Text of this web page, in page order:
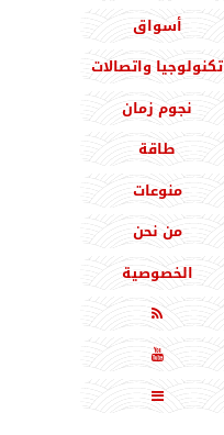
أسواق
تكنولوجيا واتصالات
نجوم زمان
طاقة
منوعات
من نحن
الخصوصية


